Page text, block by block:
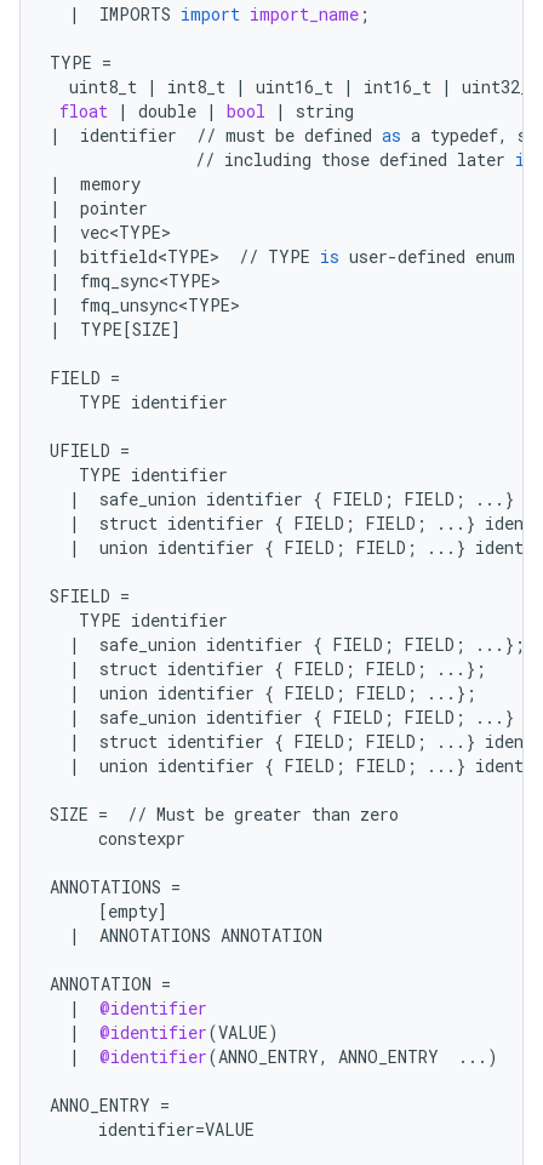
|
IMPORTS import import_name ;
TYPE =
uint8_t | int8_t | uint16_t | int16_t |
uint32_t
float | double | bool |
string
|
identifier // must be defined as a typedef,
// including those defined later in
|
memory
|
pointer
|
vec<TYPE>
|
bitfield<TYPE> // TYPE is user-defined enum
|
fmq_sync<TYPE>
|
fmq_unsync<TYPE>
|
TYPE[SIZE]
FIELD =
TYPE identifier
UFIELD =
TYPE identifier
|
safe_union identifier { FIELD ; FIELD ; ... }
|
struct identifier { FIELD ; FIELD ; ... }
|
union identifier { FIELD ; FIELD ; ... }
SFIELD =
TYPE identifier
|
safe_union identifier { FIELD ; FIELD ; ... };
|
struct identifier { FIELD ; FIELD ; ... };
|
union identifier { FIELD ; FIELD ; ... };
|
safe_union identifier { FIELD ; FIELD ; ... }
|
struct identifier { FIELD ; FIELD ; ... }
|
union identifier { FIELD ; FIELD ; ... }
SIZE = // Must be greater than zero
constexpr
ANNOTATIONS =
[empty]
|
ANNOTATIONS ANNOTATION
ANNOTATION =
|
@identifier
|
@identifier(VALUE)
|
@identifier(ANNO_ENTRY, ANNO_ENTRY ... )
ANNO_ENTRY =
identifier=VALUE